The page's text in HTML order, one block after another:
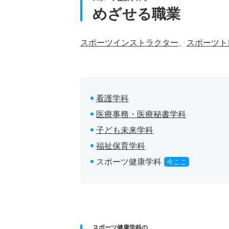
めざせる職業
スポーツインストラクター スポーツ
看護学科
医療事務・医療秘書学科
子ども未来学科
福祉保育学科
スポーツ健康学科
今ここ
スポーツ健康学科の